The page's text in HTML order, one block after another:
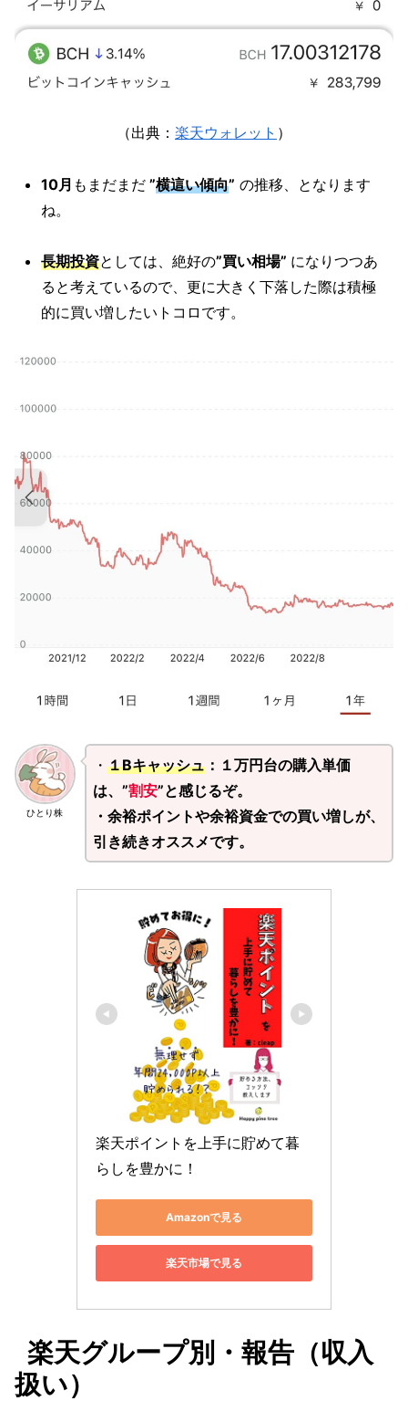
（出典： 楽天ウォレット ）
10月 もまだまだ ”横這い傾向” の推移、となります
ね。
長期投資としては、絶好の”買い相場” になりつつあ
ると考えているので、更に大きく下落した際は積極
的に買い増したいトコロです。
ひとり株
・ １Bキャッシュ：１万円台の購入単価
は、”割安”と感じるぞ。
・余裕ポイントや余裕資金での買い増しが、
引き続きオススメです。
楽天ポイントを上手に貯めて暮
らしを豊かに！
Amazonで見る
楽天市場で見る
楽天グループ別・報告（収入
扱い）